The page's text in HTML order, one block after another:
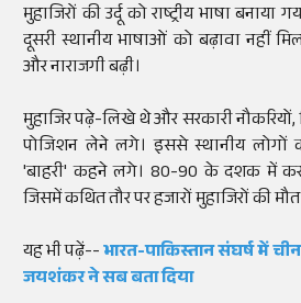
मुहाजिरों की उर्दू को राष्ट्रीय भाषा
दूसरी स्थानीय भाषाओं को बढ़ावा नहीं
और नाराजगी बढ़ी।
मुहाजिर पढ़े-लिखे थे और सरकारी
पोजिशन लेने लगे। इससे स्थानीय
'बाहरी' कहने लगे। 80-90 के दशक में
जिसमें कथित तौर पर हजारों मुहाजिरों की
यह भी पढ़ें--भारत-पाकिस्तान संघर्ष में
जयशंकर ने सब बता दिया